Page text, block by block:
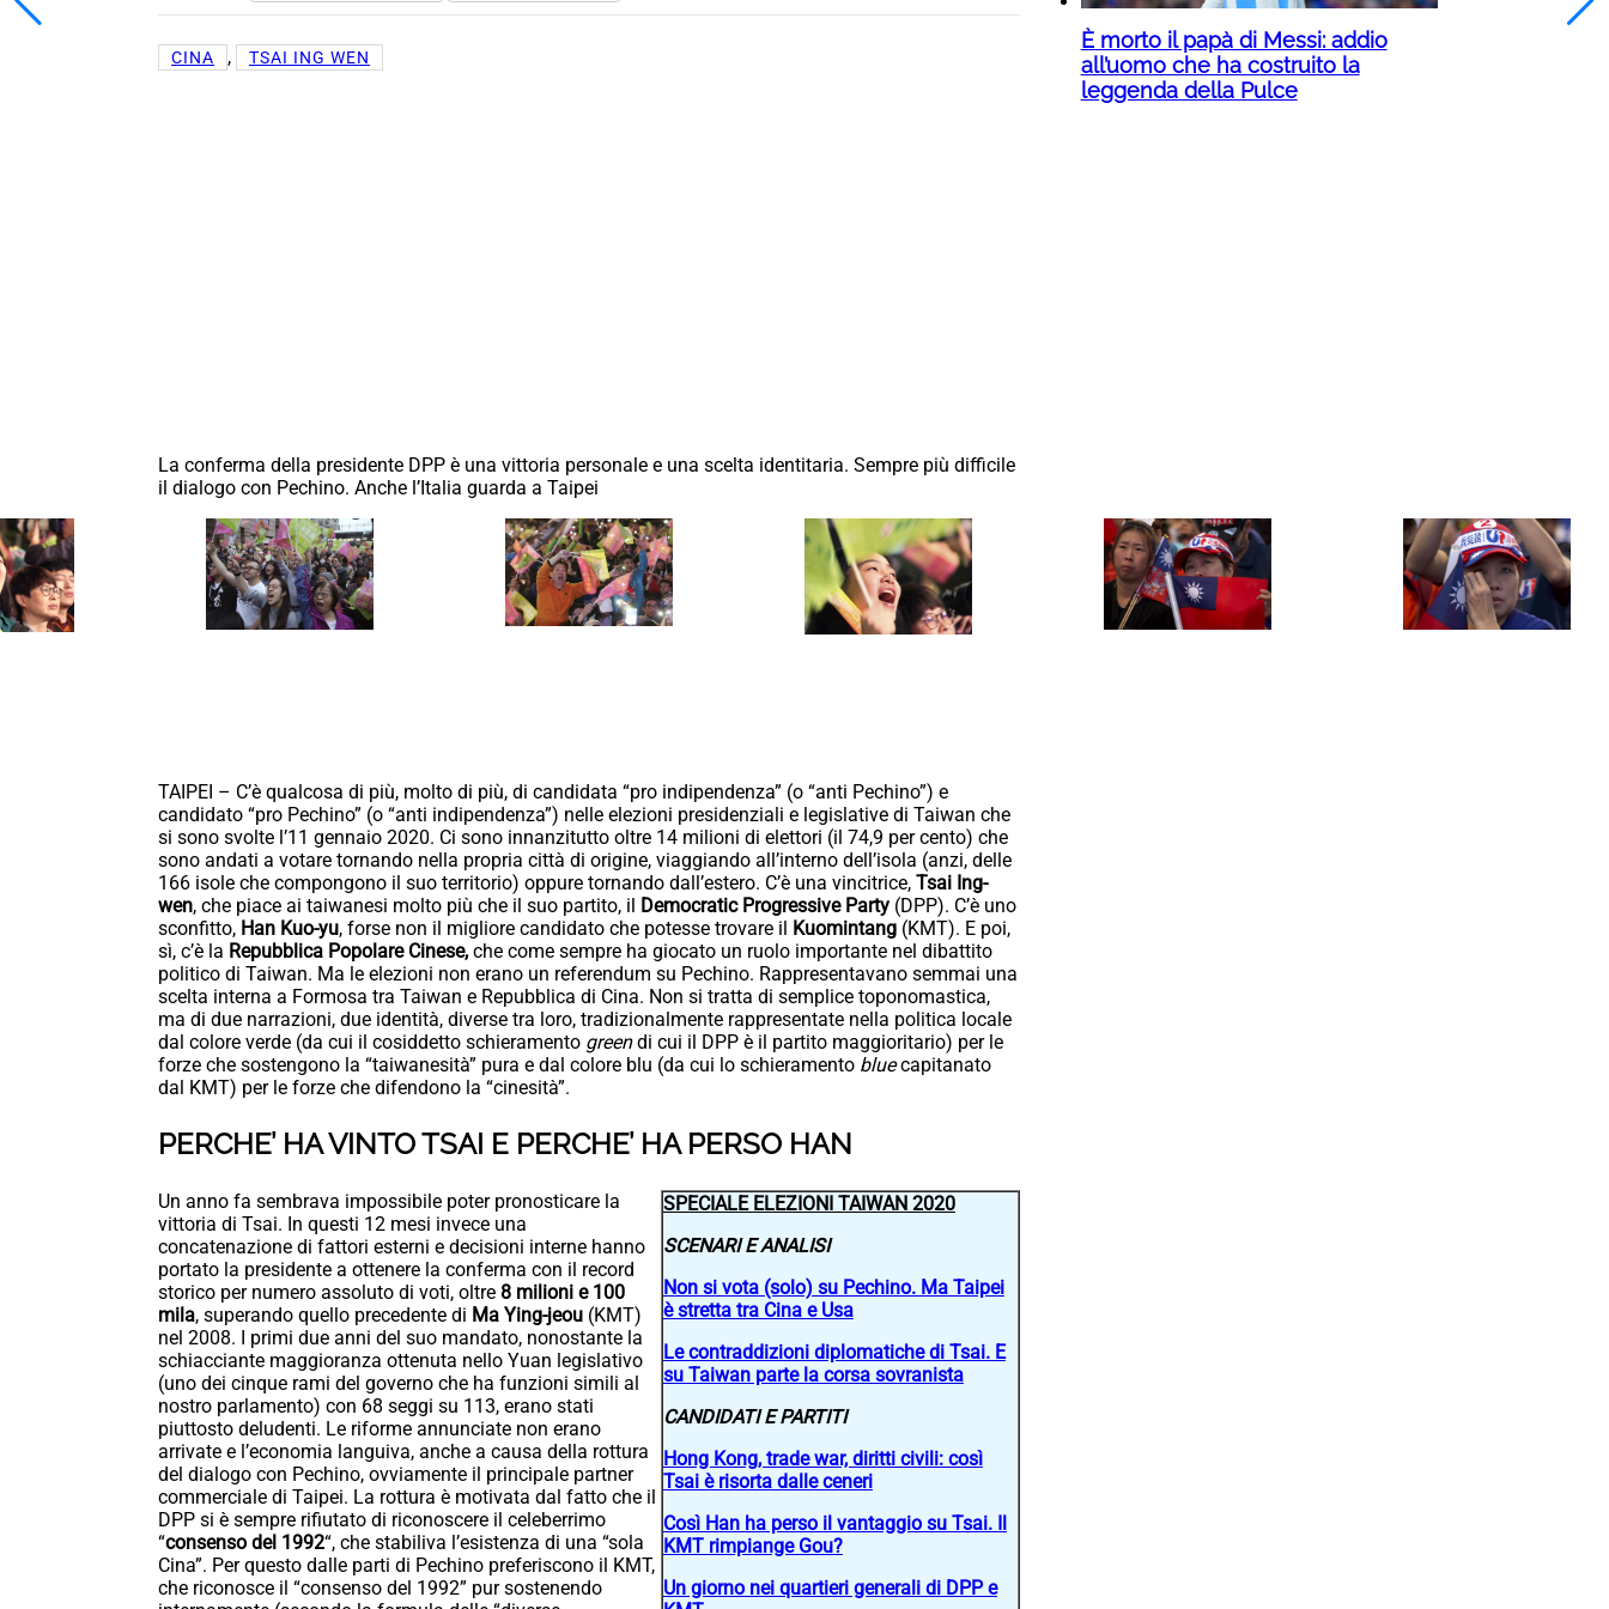
CINA , TSAI ING WEN
La conferma della presidente DPP è una vittoria personale e una scelta identitaria. Sempre più difficile
il dialogo con Pechino. Anche l’Italia guarda a Taipei
TAIPEI – C’è qualcosa di più, molto di più, di candidata “pro indipendenza” (o “anti Pechino”) e
candidato “pro Pechino” (o “anti indipendenza”) nelle elezioni presidenziali e legislative di Taiwan che
si sono svolte l’11 gennaio 2020. Ci sono innanzitutto oltre 14 milioni di elettori (il 74,9 per cento) che
sono andati a votare tornando nella propria città di origine, viaggiando all’interno dell’isola (anzi, delle
166 isole che compongono il suo territorio) oppure tornando dall’estero. C’è una vincitrice, Tsai Ing-
wen, che piace ai taiwanesi molto più che il suo partito, il Democratic Progressive Party (DPP). C’è uno
sconfitto, Han Kuo-yu, forse non il migliore candidato che potesse trovare il Kuomintang (KMT). E poi,
sì, c’è la Repubblica Popolare Cinese, che come sempre ha giocato un ruolo importante nel dibattito
politico di Taiwan. Ma le elezioni non erano un referendum su Pechino. Rappresentavano semmai una
scelta interna a Formosa tra Taiwan e Repubblica di Cina. Non si tratta di semplice toponomastica,
ma di due narrazioni, due identità, diverse tra loro, tradizionalmente rappresentate nella politica locale
dal colore verde (da cui il cosiddetto schieramento greendi cui il DPP è il partito maggioritario) per le
forze che sostengono la “taiwanesità” pura e dal colore blu (da cui lo schieramento bluecapitanato
dal KMT) per le forze che difendono la “cinesità”.
PERCHE’ HA VINTO TSAI E PERCHE’ HA PERSO HAN
SPECIALE ELEZIONI TAIWAN 2020
SCENARI E ANALISI
Non si vota (solo) su Pechino. Ma Taipei
è stretta tra Cina e Usa
Le contraddizioni diplomatiche di Tsai. E
su Taiwan parte la corsa sovranista
CANDIDATI E PARTITI
Hong Kong, trade war, diritti civili: così
Tsai è risorta dalle ceneri
Così Han ha perso il vantaggio su Tsai. Il
KMT rimpiange Gou?
Un giorno nei quartieri generali di DPP e
Un anno fa sembrava impossibile poter pronosticare la
vittoria di Tsai. In questi 12 mesi invece una
concatenazione di fattori esterni e decisioni interne hanno
portato la presidente a ottenere la conferma con il record
storico per numero assoluto di voti, oltre 8 milioni e 100
mila, superando quello precedente di Ma Ying-jeou (KMT)
nel 2008. I primi due anni del suo mandato, nonostante la
schiacciante maggioranza ottenuta nello Yuan legislativo
(uno dei cinque rami del governo che ha funzioni simili al
nostro parlamento) con 68 seggi su 113, erano stati
piuttosto deludenti. Le riforme annunciate non erano
arrivate e l’economia languiva, anche a causa della rottura
del dialogo con Pechino, ovviamente il principale partner
commerciale di Taipei. La rottura è motivata dal fatto che il
DPP si è sempre rifiutato di riconoscere il celeberrimo
“consenso del 1992“, che stabiliva l’esistenza di una “sola
Cina”. Per questo dalle parti di Pechino preferiscono il KMT,
che riconosce il “consenso del 1992” pur sostenendo
È morto il papà di Messi: addio
all’uomo che ha costruito la
leggenda della Pulce